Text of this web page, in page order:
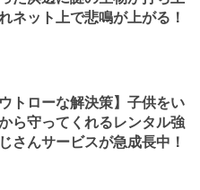
ネット上で悲鳴が上がる！
ウトローな解決策】子供をい
ら守ってくれるレンタル強
さんサービスが急成長中！